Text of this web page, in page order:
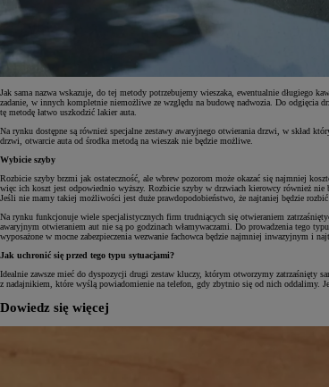
Od81 900 zł
Yaris Cross
HYBRID
Jak sama nazwa wskazuje, do tej metody potrzebujemy wieszaka, ewentualnie długiego
zadanie, w innych kompletnie niemożliwe ze względu na budowę nadwozia. Do odgięcia
tę metodę łatwo uszkodzić lakier auta.
Na rynku dostępne są również specjalne zestawy awaryjnego otwierania drzwi, w skład
drzwi, otwarcie auta od środka metodą na wieszak nie będzie możliwe.
Wybicie szyby
Rozbicie szyby brzmi jak ostateczność, ale wbrew pozorom może okazać się najmniej
więc ich koszt jest odpowiednio wyższy. Rozbicie szyby w drzwiach kierowcy również nie
Jeśli nie mamy takiej możliwości jest duże prawdopodobieństwo, że najtaniej będzie rozbić
Na rynku funkcjonuje wiele specjalistycznych firm trudniących się otwieraniem
awaryjnym otwieraniem aut nie są po godzinach włamywaczami. Do prowadzenia tego
wyposażone w mocne zabezpieczenia wezwanie fachowca będzie najmniej inwazyjnym i
Jak uchronić się przed tego typu sytuacjami?
Idealnie zawsze mieć do dyspozycji drugi zestaw kluczy, którym otworzymy zatrzaśnięty
z nadajnikiem, które wyślą powiadomienie na telefon, gdy zbytnio się od nich oddalimy.
Dowiedz się więcej